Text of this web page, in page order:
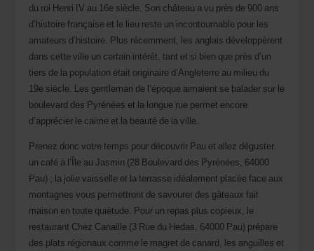
du roi Henri IV au 16e siècle. Son château a vu près de 900 ans
d’histoire française et le lieu reste un incontournable pour les
amateurs d’histoire. Plus récemment, les anglais développèrent
dans cette ville un certain intérêt, tant et si bien que près d’un
tiers de la population était originaire d’Angleterre au milieu du
19e siècle. Les gentleman de l’époque aimaient se balader sur le
boulevard des Pyrénées et la longue rue permet encore
d’apprécier le calme et la beauté de la ville.
Prenez donc votre temps pour découvrir Pau et allez déguster
un café à l’Île au Jasmin (28 Boulevard des Pyrénées, 64000
Pau) ; la jolie vaisselle et la terrasse idéalement placée face aux
montagnes vous permettront de savourer des gâteaux fait
maison en toute quiétude. Pour un repas plus copieux, le
restaurant Chez Canaille (3 Rue du Hedas, 64000 Pau) prépare
des plats régionaux comme le magret de canard, les anguilles et